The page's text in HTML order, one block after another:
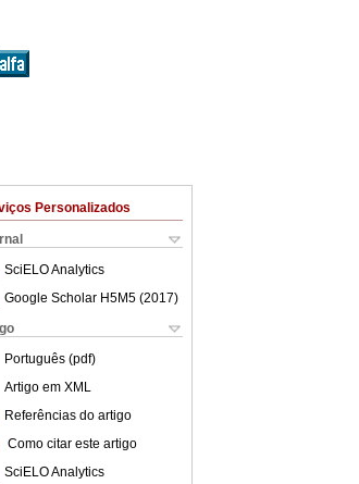
Personalizados
SciELO Analytics
Google Scholar H5M5 (2017)
Português (pdf)
Artigo em XML
Referências do artigo
Como citar este artigo
SciELO Analytics